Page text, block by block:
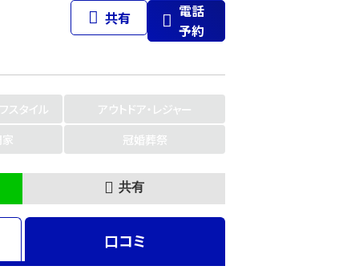
共有
電話
予約
スタイル
アウトドア・レジャー
冠婚葬祭
共有
口コミ